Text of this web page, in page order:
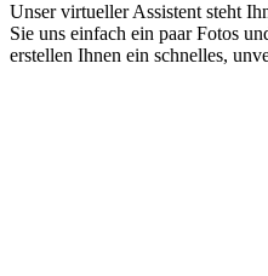
Unser virtueller Assistent steht
Sie uns einfach ein paar Fotos
erstellen Ihnen ein schnelles,